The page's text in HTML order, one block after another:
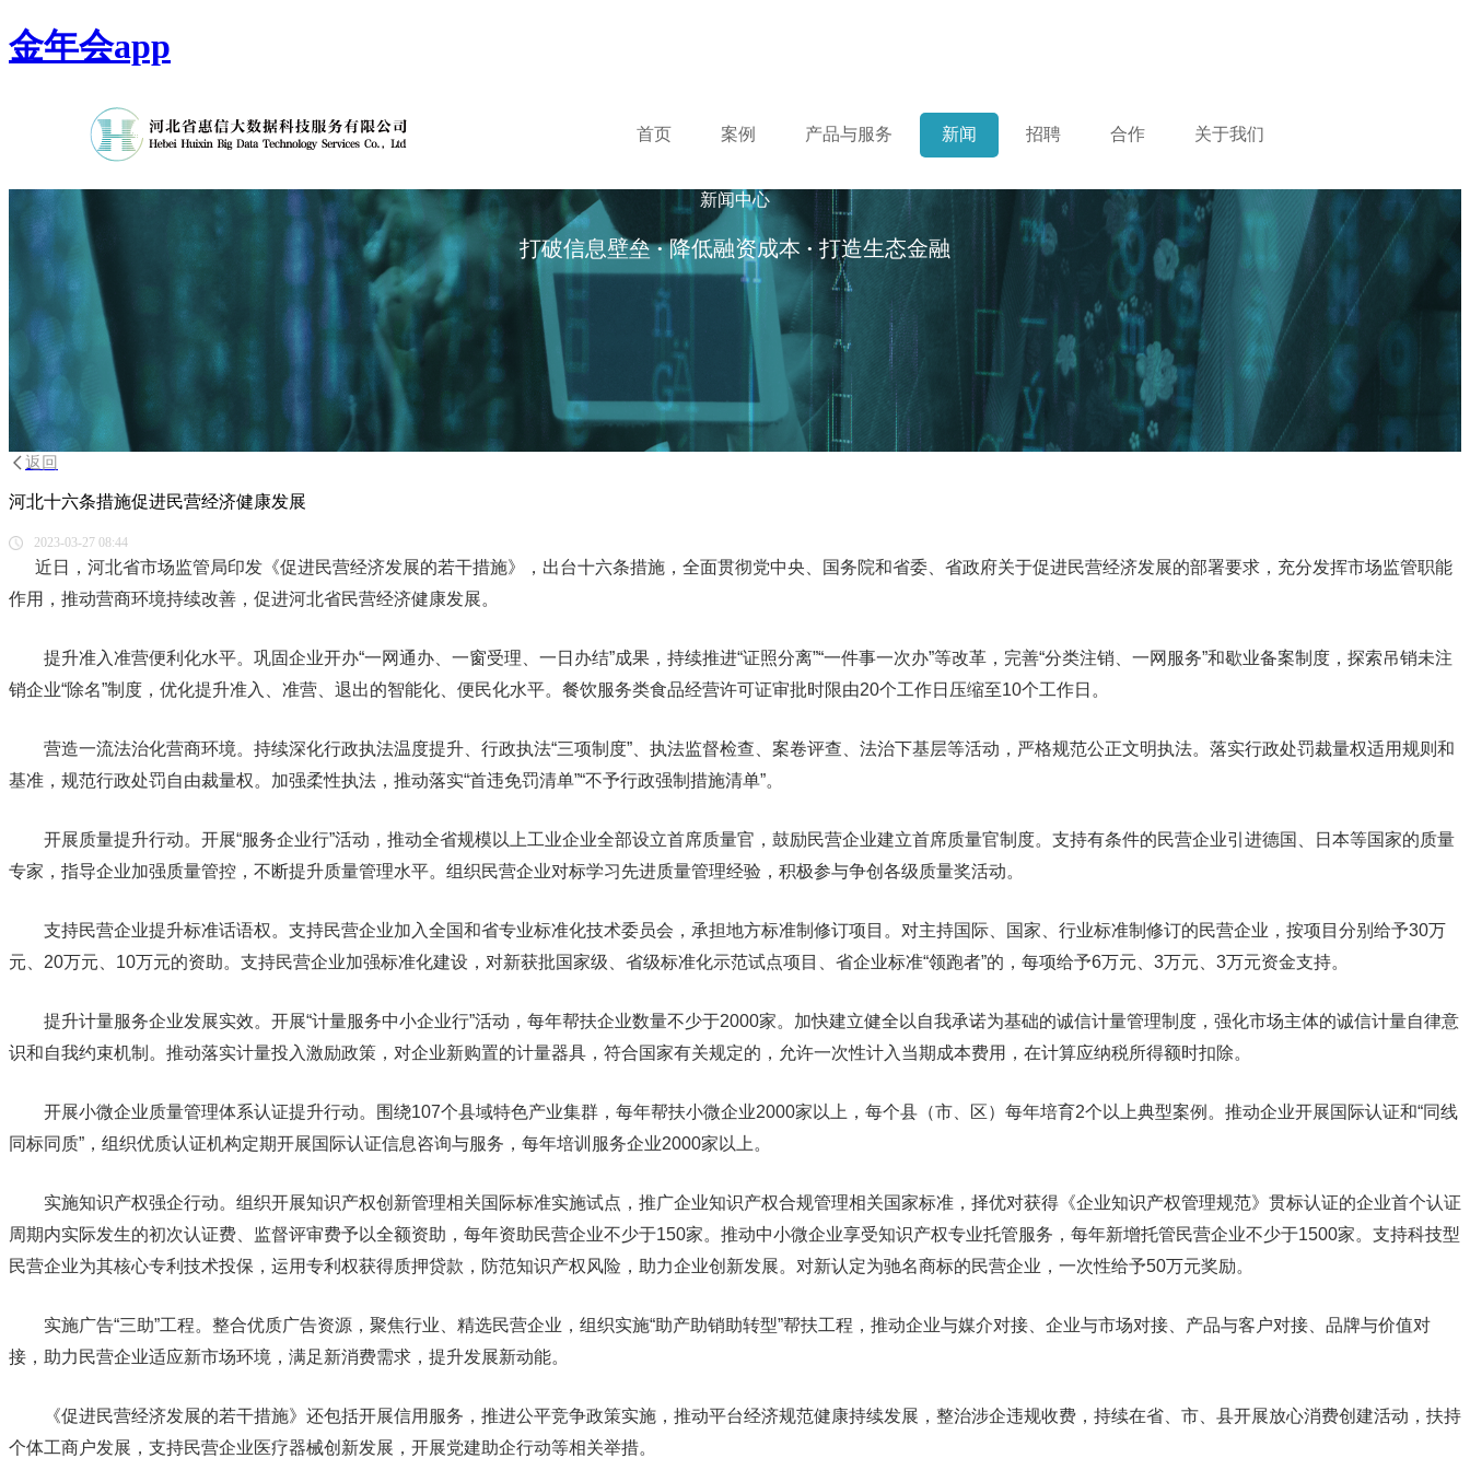
金年会app
首页 案例 产品与服务 新闻 招聘 合作 关于我们
新闻中心
打破信息壁垒·降低融资成本 ·打造生态金融
返回
河北十六条措施促进民营经济健康发展
2023-03-27 08:44
近日，河北省市场监管局印发《促进民营经济发展的若干措施》，出台十六条措施，全面贯彻党中央、国务院和省委、省政府关于促进民营经济发展的部署要求，充分发挥市场监管职能
作用，推动营商环境持续改善，促进河北省民营经济健康发展。
提升准入准营便利化水平。巩固企业开办“一网通办、一窗受理、一日办结”成果，持续推进“证照分离”“一件事一次办”等改革，完善“分类注销、一网服务”和歇业备案制度，探索吊销未注
销企业“除名”制度，优化提升准入、准营、退出的智能化、便民化水平。餐饮服务类食品经营许可证审批时限由20个工作日压缩至10个工作日。
营造一流法治化营商环境。持续深化行政执法温度提升、行政执法“三项制度”、执法监督检查、案卷评查、法治下基层等活动，严格规范公正文明执法。落实行政处罚裁量权适用规则和
基准，规范行政处罚自由裁量权。加强柔性执法，推动落实“首违免罚清单”“不予行政强制措施清单”。
开展质量提升行动。开展“服务企业行”活动，推动全省规模以上工业企业全部设立首席质量官，鼓励民营企业建立首席质量官制度。支持有条件的民营企业引进德国、日本等国家的质量
专家，指导企业加强质量管控，不断提升质量管理水平。组织民营企业对标学习先进质量管理经验，积极参与争创各级质量奖活动。
支持民营企业提升标准话语权。支持民营企业加入全国和省专业标准化技术委员会，承担地方标准制修订项目。对主持国际、国家、行业标准制修订的民营企业，按项目分别给予30万
元、20万元、10万元的资助。支持民营企业加强标准化建设，对新获批国家级、省级标准化示范试点项目、省企业标准“领跑者”的，每项给予6万元、3万元、3万元资金支持。
提升计量服务企业发展实效。开展“计量服务中小企业行”活动，每年帮扶企业数量不少于2000家。加快建立健全以自我承诺为基础的诚信计量管理制度，强化市场主体的诚信计量自律意
识和自我约束机制。推动落实计量投入激励政策，对企业新购置的计量器具，符合国家有关规定的，允许一次性计入当期成本费用，在计算应纳税所得额时扣除。
开展小微企业质量管理体系认证提升行动。围绕107个县域特色产业集群，每年帮扶小微企业2000家以上，每个县（市、区）每年培育2个以上典型案例。推动企业开展国际认证和“同线
同标同质”，组织优质认证机构定期开展国际认证信息咨询与服务，每年培训服务企业2000家以上。
实施知识产权强企行动。组织开展知识产权创新管理相关国际标准实施试点，推广企业知识产权合规管理相关国家标准，择优对获得《企业知识产权管理规范》贯标认证的企业首个认证
周期内实际发生的初次认证费、监督评审费予以全额资助，每年资助民营企业不少于150家。推动中小微企业享受知识产权专业托管服务，每年新增托管民营企业不少于1500家。支持科技型
民营企业为其核心专利技术投保，运用专利权获得质押贷款，防范知识产权风险，助力企业创新发展。对新认定为驰名商标的民营企业，一次性给予50万元奖励。
实施广告“三助”工程。整合优质广告资源，聚焦行业、精选民营企业，组织实施“助产助销助转型”帮扶工程，推动企业与媒介对接、企业与市场对接、产品与客户对接、品牌与价值对
接，助力民营企业适应新市场环境，满足新消费需求，提升发展新动能。
《促进民营经济发展的若干措施》还包括开展信用服务，推进公平竞争政策实施，推动平台经济规范健康持续发展，整治涉企违规收费，持续在省、市、县开展放心消费创建活动，扶持
个体工商户发展，支持民营企业医疗器械创新发展，开展党建助企行动等相关举措。